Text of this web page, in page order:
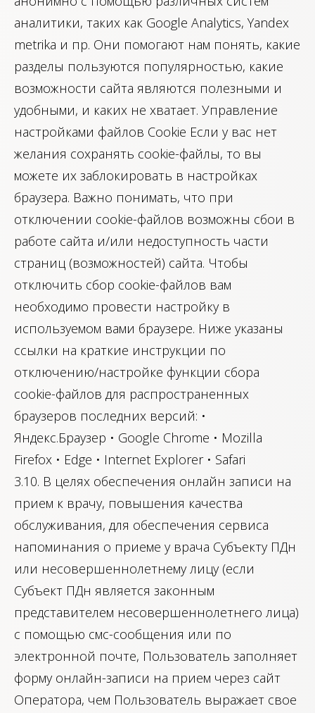
аналитики, таких как Google Analytics, Yandex
metrika и пр. Они помогают нам понять, какие
разделы пользуются популярностью, какие
возможности сайта являются полезными и
удобными, и каких не хватает. Управление
настройками файлов Cookie Если у вас нет
желания сохранять cookie-файлы, то вы
можете их заблокировать в настройках
браузера. Важно понимать, что при
отключении cookie-файлов возможны сбои в
работе сайта и/или недоступность части
страниц (возможностей) сайта. Чтобы
отключить сбор cookie-файлов вам
необходимо провести настройку в
используемом вами браузере. Ниже указаны
ссылки на краткие инструкции по
отключению/настройке функции сбора
cookie-файлов для распространенных
браузеров последних версий: •
Яндекс.Браузер • Google Chrome • Mozilla
Firefox • Edge • Internet Explorer • Safari
3.10. В целях обеспечения онлайн записи на
прием к врачу, повышения качества
обслуживания, для обеспечения сервиса
напоминания о приеме у врача Субъекту ПДн
или несовершеннолетнему лицу (если
Субъект ПДн является законным
представителем несовершеннолетнего лица)
с помощью смс-сообщения или по
электронной почте, Пользователь заполняет
форму онлайн-записи на прием через сайт
Оператора, чем Пользователь выражает свое